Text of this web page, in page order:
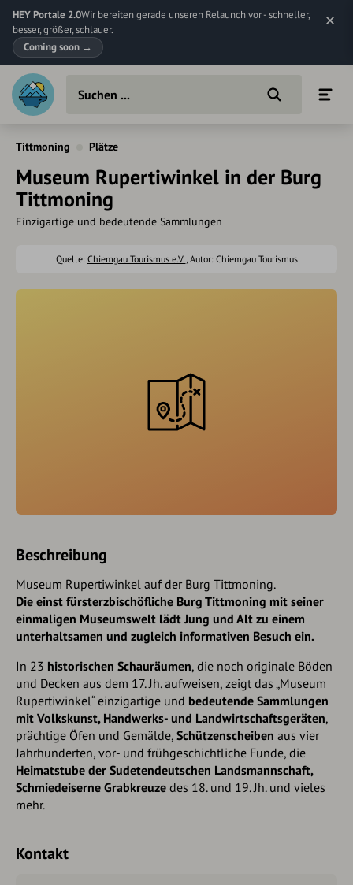
HEY Portale 2.0Wir bereiten gerade unseren Relaunch vor - schneller,
besser, größer, schlauer.
Coming soon →
Tittmoning Plätze
Museum Rupertiwinkel in der Burg
Tittmoning
Einzigartige und bedeutende Sammlungen
Quelle: Chiemgau Tourismus e.V., Autor: Chiemgau Tourismus
Beschreibung
Museum Rupertiwinkel auf der Burg Tittmoning.
Die einst fürsterzbischöfliche Burg Tittmoning mit seiner
einmaligen Museumswelt lädt Jung und Alt zu einem
unterhaltsamen und zugleich informativen Besuch ein.
In 23 historischen Schauräumen, die noch originale Böden
und Decken aus dem 17. Jh. aufweisen, zeigt das „Museum
Rupertiwinkel“ einzigartige und bedeutende Sammlungen
mit Volkskunst, Handwerks- und Landwirtschaftsgeräten,
prächtige Öfen und Gemälde, Schützenscheiben aus vier
Jahrhunderten, vor- und frühgeschichtliche Funde, die
Heimatstube der Sudetendeutschen Landsmannschaft,
Schmiedeiserne Grabkreuze des 18. und 19. Jh. und vieles
mehr.
Kontakt